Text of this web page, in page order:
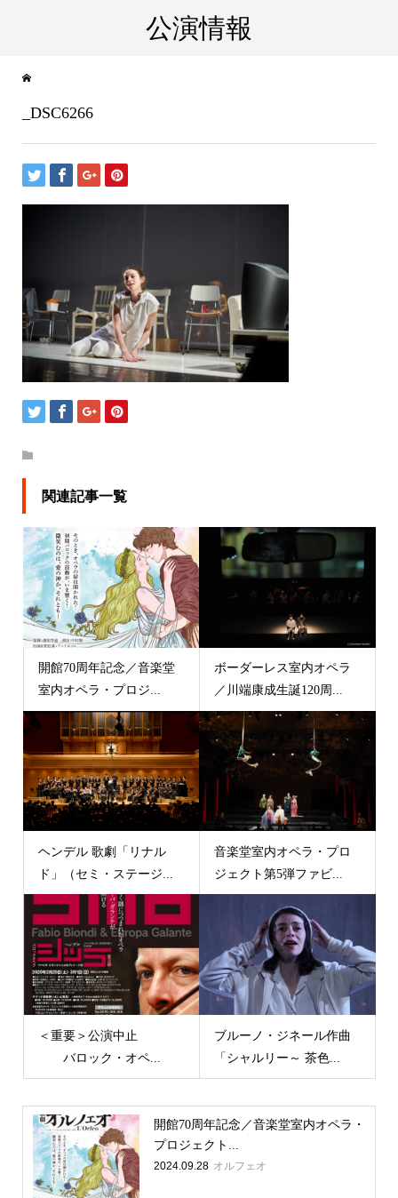
公演情報
_DSC6266
関連記事一覧
開館70周年記念／音楽堂
室内オペラ・プロジ...
ボーダーレス室内オペラ
／川端康成生誕120周...
ヘンデル 歌劇「リナル
ド」（セミ・ステージ...
音楽堂室内オペラ・プロ
ジェクト第5弾ファビ...
＜重要＞公演中止
バロック・オペ...
ブルーノ・ジネール作曲
「シャルリー～ 茶色...
開館70周年記念／音楽堂室内オペラ・
プロジェクト...
2024.09.28 オルフェオ